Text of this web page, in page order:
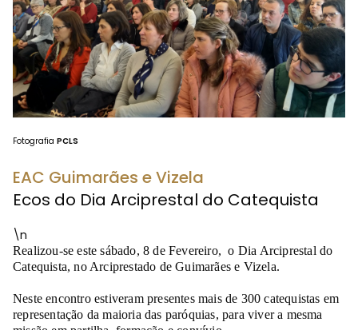
Fotografia PCLS
EAC Guimarães e Vizela
Ecos do Dia Arciprestal do Catequista
\n
Realizou-se este sábado, 8 de Fevereiro, o Dia Arciprestal do
Catequista, no Arciprestado de Guimarães e Vizela.
Neste encontro estiveram presentes mais de 300 catequistas em
representação da maioria das paróquias, para viver a mesma